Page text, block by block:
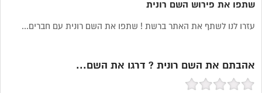
שתפו את פירוש השם רונית
עזרו לנו לשתף את האתר ברשת ! שתפו את השם רונית עם חברים...
אהבתם את השם רונית ? דרגו את השם...